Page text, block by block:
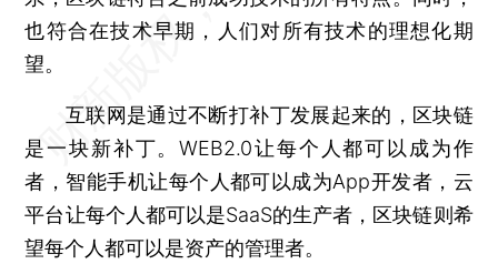
也符合在技术早期，人们对所有技术的理想化期
望。
互联网是通过不断打补丁发展起来的，区块链
是一块新补丁。WEB2.0让每个人都可以成为作
者，智能手机让每个人都可以成为App开发者，云
平台让每个人都可以是SaaS的生产者，区块链则希
望每个人都可以是资产的管理者。